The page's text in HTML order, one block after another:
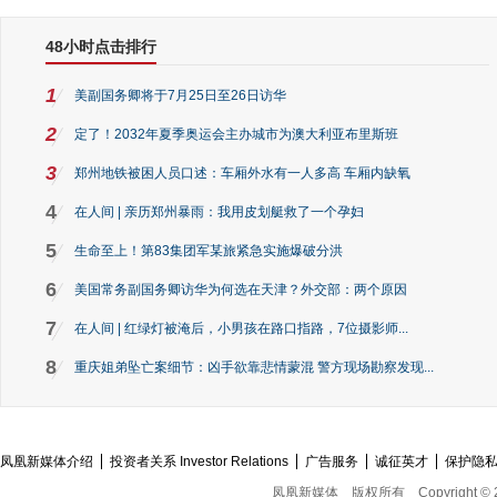
48小时点击排行
1 美副国务卿将于7月25日至26日访华
2 定了！2032年夏季奥运会主办城市为澳大利亚布里斯班
3 郑州地铁被困人员口述：车厢外水有一人多高 车厢内缺氧
4 在人间 | 亲历郑州暴雨：我用皮划艇救了一个孕妇
5 生命至上！第83集团军某旅紧急实施爆破分洪
6 美国常务副国务卿访华为何选在天津？外交部：两个原因
7 在人间 | 红绿灯被淹后，小男孩在路口指路，7位摄影师...
8 重庆姐弟坠亡案细节：凶手欲靠悲情蒙混 警方现场勘察发现...
凤凰新媒体介绍 投资者关系 Investor Relations 广告服务 诚征英才
保护隐
凤凰新媒体
版权所有 Copyright ©